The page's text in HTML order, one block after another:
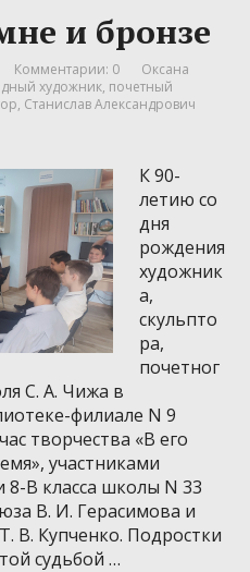
и бронзе
Комментарии: 0
Оксана
художник, почетный
, Станислав Александрович
К 90-
летию со
дня
рождения
художник
а,
скульпто
ра,
почетног
С. А. Чижа в
филиале N 9
творчества «В его
участниками
8-В класса школы N 33
В. И. Герасимова и
В. Купченко. Подростки
судьбой …